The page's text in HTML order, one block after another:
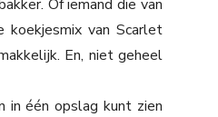
Of iemand die van
van Scarlet
En, niet geheel
in één opslag kunt zien